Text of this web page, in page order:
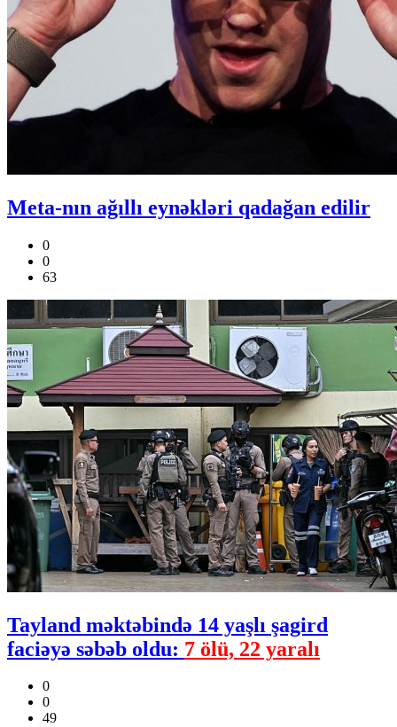
Meta-nın ağıllı eynəkləri qadağan edilir
0
0
63
Tayland məktəbində 14 yaşlı şagird
faciəyə səbəb oldu: 7 ölü, 22 yaralı
0
0
49